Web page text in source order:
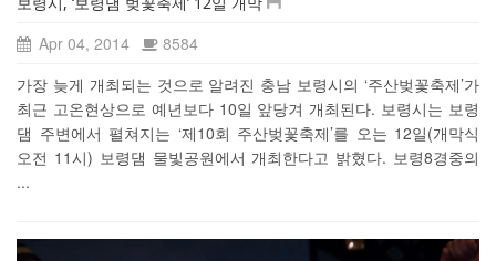
Apr 04, 2014
8584
가장 늦게 개최되는 것으로 알려진 충남 보령시의 ‘주산벚꽃축제’가
최근 고온현상으로 예년보다 10일 앞당겨 개최된다. 보령시는 보령
댐 주변에서 펼쳐지는 ‘제10회 주산벚꽃축제’를 오는 12일(개막식
오전 11시) 보령댐 물빛공원에서 개최한다고 밝혔다. 보령8경중의
...